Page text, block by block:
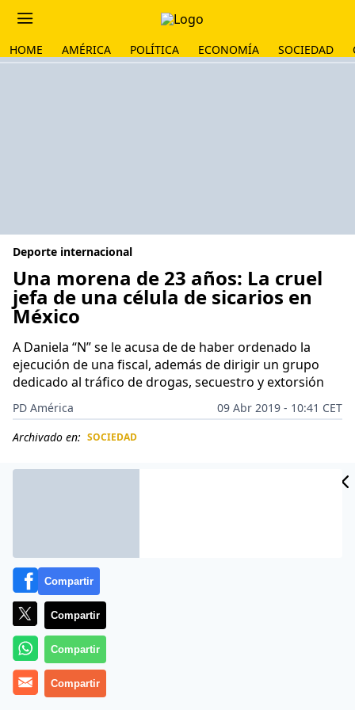
HOME AMÉRICA POLÍTICA ECONOMÍA SOCIEDAD
Deporte internacional
Una morena de 23 años: La cruel
jefa de una célula de sicarios en
México
A Daniela “N” se le acusa de de haber ordenado la
ejecución de una fiscal, además de dirigir un grupo
dedicado al tráfico de drogas, secuestro y extorsión
PD América
09 Abr 2019 - 10:41 CET
Archivado en: SOCIEDAD
Daniela «N», alias «La Güera», tiene 23 años, a pesar
Compartir
Compartir
Compartir
Compartir